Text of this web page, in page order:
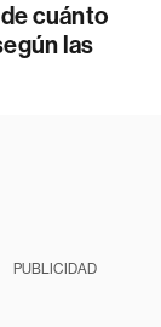
cuánto
las
PUBLICIDAD